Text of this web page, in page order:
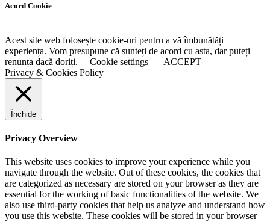
Acord Cookie
Acest site web folosește cookie-uri pentru a vă îmbunătăți
experiența. Vom presupune că sunteți de acord cu asta, dar puteți
renunța dacă doriți.
Cookie settings
ACCEPT
Privacy & Cookies Policy
Închide
Privacy Overview
This website uses cookies to improve your experience while you
navigate through the website. Out of these cookies, the cookies that
are categorized as necessary are stored on your browser as they are
essential for the working of basic functionalities of the website. We
also use third-party cookies that help us analyze and understand how
you use this website. These cookies will be stored in your browser